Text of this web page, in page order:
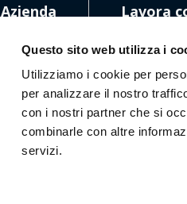
Questo sito web utilizza i
Utilizziamo i cookie per
per analizzare il nostro
con i nostri partner che si
combinarle con altre
servizi.
Azienda Lavora